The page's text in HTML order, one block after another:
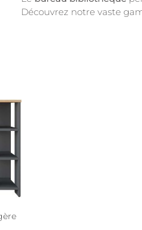
Découvrez notre vaste